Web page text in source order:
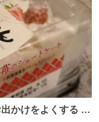
かけをよくする 親